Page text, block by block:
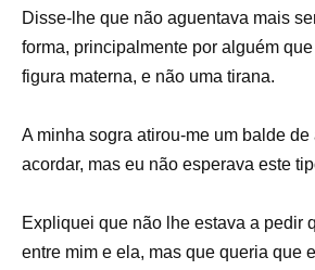
Disse-lhe que não aguentava mais
forma, principalmente por alguém
figura materna, e não uma tirana.
A minha sogra atirou-me um balde de
acordar, mas eu não esperava este
Expliquei que não lhe estava a pedir
entre mim e ela, mas que queria que